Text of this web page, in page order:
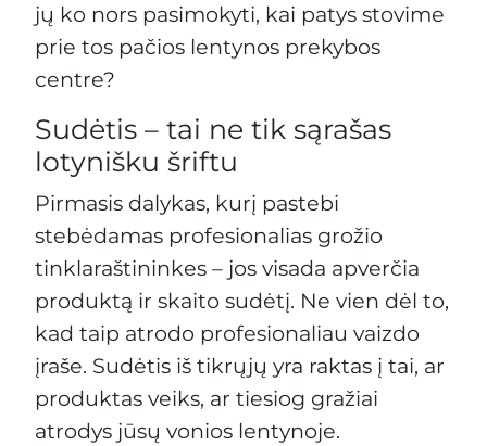
jų ko nors pasimokyti, kai patys stovime
prie tos pačios lentynos prekybos
centre?
Sudėtis – tai ne tik sąrašas
lotynišku šriftu
Pirmasis dalykas, kurį pastebi
stebėdamas profesionalias grožio
tinklaraštininkes – jos visada apverčia
produktą ir skaito sudėtį. Ne vien dėl to,
kad taip atrodo profesionaliau vaizdo
įraše. Sudėtis iš tikrųjų yra raktas į tai, ar
produktas veiks, ar tiesiog gražiai
atrodys jūsų vonios lentynoje.